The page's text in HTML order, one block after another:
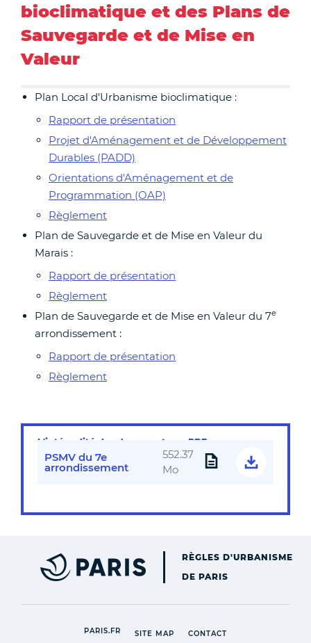
bioclimatique et des Plans de
Sauvegarde et de Mise en
Valeur
Plan Local d'Urbanisme bioclimatique :
Rapport de présentation
Projet d'Aménagement et de Développement
Durables (PADD)
Orientations d'Aménagement et de
Programmation (OAP)
Règlement
Plan de Sauvegarde et de Mise en Valeur du
Marais :
Rapport de présentation
Règlement
Plan de Sauvegarde et de Mise en Valeur du 7e
arrondissement :
Rapport de présentation
Règlement
L'intégralité des documents en PDF
PSMV du 7e
arrondissement
552.37
Mo
RÈGLES D'URBANISME
DE PARIS
PARIS.FR [NEW WINDOW]
SITE MAP [NEW WINDOW]
CONTACT